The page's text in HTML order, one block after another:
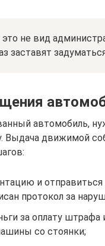
не вид
заставят
автомобиль,
Выдача движимой
и
протокол за
за оплату
со стоянки;